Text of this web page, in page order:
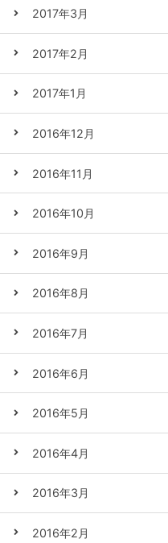
2017年3月
2017年2月
2017年1月
2016年12月
2016年11月
2016年10月
2016年9月
2016年8月
2016年7月
2016年6月
2016年5月
2016年4月
2016年3月
2016年2月